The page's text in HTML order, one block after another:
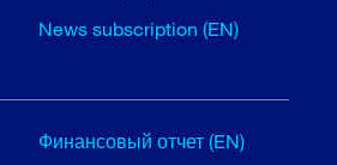
News subscription (EN)
Финансовый отчет (EN)